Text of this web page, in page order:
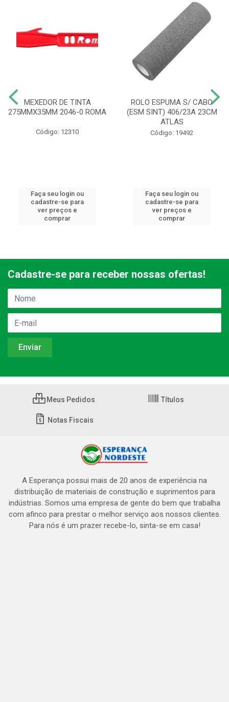
MEXEDOR DE TINTA
275MMX35MM 2046-0 ROMA
Código: 12310
Faça seu login ou
cadastre-se para
ver preços e
comprar
ROLO ESPUMA S/ CABO
(ESM SINT) 406/23A 23CM
ATLAS
Código: 19492
Faça seu login ou
cadastre-se para
ver preços e
comprar
Cadastre-se para receber nossas ofertas!
Meus Pedidos Títulos
Notas Fiscais
A Esperança possui mais de 20 anos de experiência na
distribuição de materiais de construção e suprimentos para
indústrias. Somos uma empresa de gente do bem que trabalha
com afinco para prestar o melhor serviço aos nossos clientes.
Para nós é um prazer recebe-lo, sinta-se em casa!